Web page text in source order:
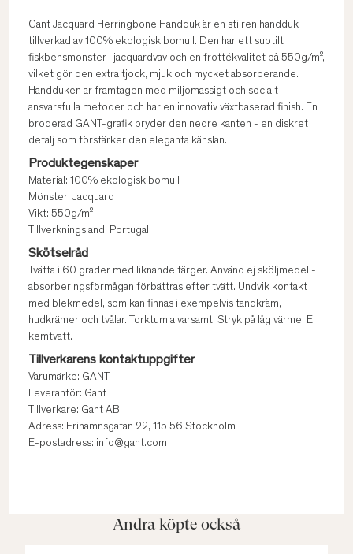
Gant Jacquard Herringbone Handduk är en stilren handduk
tillverkad av 100% ekologisk bomull. Den har ett subtilt
fiskbensmönster i jacquardväv och en frottékvalitet på 550g/m²,
vilket gör den extra tjock, mjuk och mycket absorberande.
Handduken är framtagen med miljömässigt och socialt
ansvarsfulla metoder och har en innovativ växtbaserad finish. En
broderad GANT-grafik pryder den nedre kanten - en diskret
detalj som förstärker den eleganta känslan.
Produktegenskaper
Material: 100% ekologisk bomull
Mönster: Jacquard
Vikt: 550g/m²
Tillverkningsland: Portugal
Skötselråd
Tvätta i 60 grader med liknande färger. Använd ej sköljmedel -
absorberingsförmågan förbättras efter tvätt. Undvik kontakt
med blekmedel, som kan finnas i exempelvis tandkräm,
hudkrämer och tvålar. Torktumla varsamt. Stryk på låg värme. Ej
kemtvätt.
Tillverkarens kontaktuppgifter
Varumärke: GANT
Leverantör: Gant
Tillverkare: Gant AB
Adress: Frihamnsgatan 22, 115 56 Stockholm
E-postadress: info@gant.com
Andra köpte också